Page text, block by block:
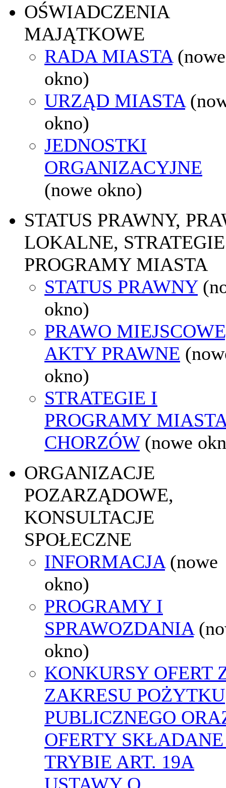
OŚWIADCZENIA
MAJĄTKOWE
RADA MIASTA (nowe
okno)
URZĄD MIASTA
okno)
JEDNOSTKI
ORGANIZACYJNE
(nowe okno)
STATUS PRAWNY,
LOKALNE,
PROGRAMY MIASTA
STATUS PRAWNY
okno)
PRAWO
AKTY PRAWNE
okno)
STRATEGIE I
PROGRAMY
CHORZÓW (nowe
ORGANIZACJE
POZARZĄDOWE,
KONSULTACJE
SPOŁECZNE
INFORMACJA (nowe
okno)
PROGRAMY I
SPRAWOZDANIA
okno)
KONKURSY OFERT
ZAKRESU POŻYTKU
PUBLICZNEGO
OFERTY
TRYBIE ART. 19A